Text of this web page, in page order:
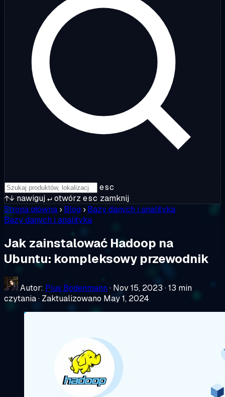
esc
↑↓ nawiguj↵otwórz esc zamknij
Strona główna › Blog › Bazy danych i analityka
Bazy danych i analityka
Jak zainstalować Hadoop na
Ubuntu: kompleksowy przewodnik
Autor: Pius Bodenmann · Nov 15, 2023 ·13 min
czytania· Zaktualizowano May 1, 2024